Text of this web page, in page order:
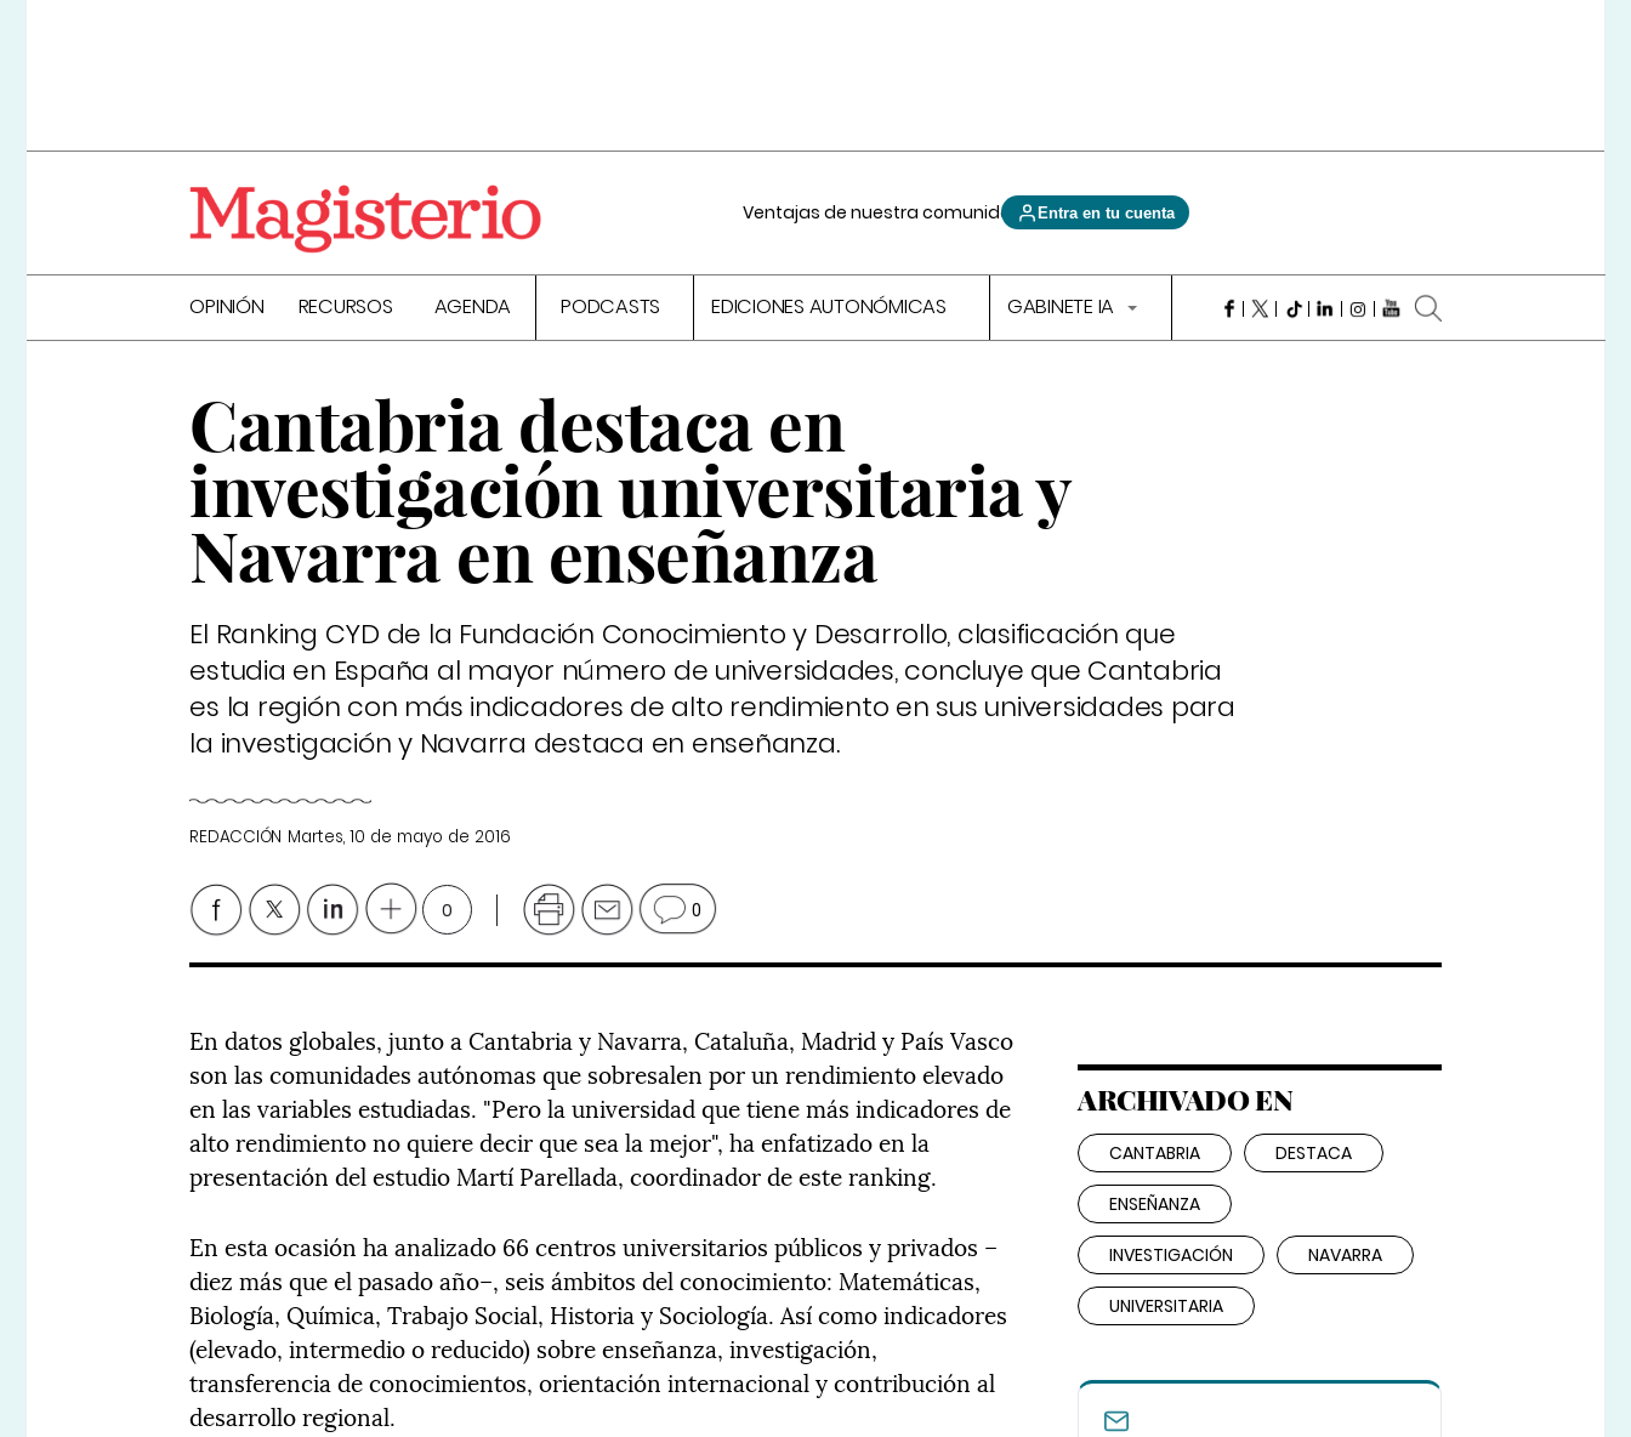
Ventajas de nuestra comunidad Entra en tu cuenta
OPINIÓN RECURSOS AGENDA PODCASTS EDICIONES AUTONÓMICAS GABINETE IA
Cantabria destaca en
investigación universitaria y
Navarra en enseñanza
El Ranking CYD de la Fundación Conocimiento y Desarrollo, clasificación que
estudia en España al mayor número de universidades, concluye que Cantabria
es la región con más indicadores de alto rendimiento en sus universidades para
la investigación y Navarra destaca en enseñanza.
REDACCIÓN Martes, 10 de mayo de 2016
0 0
En datos globales, junto a Cantabria y Navarra, Cataluña, Madrid y País Vasco
son las comunidades autónomas que sobresalen por un rendimiento elevado
en las variables estudiadas. "Pero la universidad que tiene más indicadores de
alto rendimiento no quiere decir que sea la mejor", ha enfatizado en la
presentación del estudio Martí Parellada, coordinador de este ranking.
En esta ocasión ha analizado 66 centros universitarios públicos y privados –
diez más que el pasado año–, seis ámbitos del conocimiento: Matemáticas,
Biología, Química, Trabajo Social, Historia y Sociología. Así como indicadores
(elevado, intermedio o reducido) sobre enseñanza, investigación,
transferencia de conocimientos, orientación internacional y contribución al
desarrollo regional.
ARCHIVADO EN
CANTABRIA DESTACA
ENSEÑANZA
INVESTIGACIÓN NAVARRA
UNIVERSITARIA